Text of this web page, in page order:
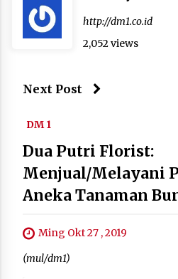
http://dm1.co.id
2,052 views
Next Post
DM 1
Dua Putri Florist:
Menjual/Melayani
Aneka Tanaman
Ming Okt 27 , 2019
(mul/dm1)